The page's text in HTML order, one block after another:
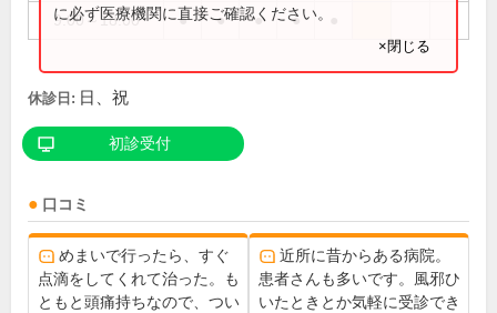
9:00～18:00 ● ● ● ●
に必ず医療機関に直接ご確認ください。
×閉じる
休診日: 日、祝
初診受付
口コミ
めまいで行ったら、すぐ
点滴をしてくれて治った。も
ともと頭痛持ちなので、つい
近所に昔からある病院。
患者さんも多いです。風邪ひ
いたときとか気軽に受診でき